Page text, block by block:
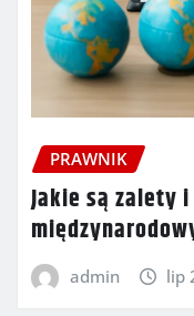
PRAWNIK
Jakie są zalety
admin lip